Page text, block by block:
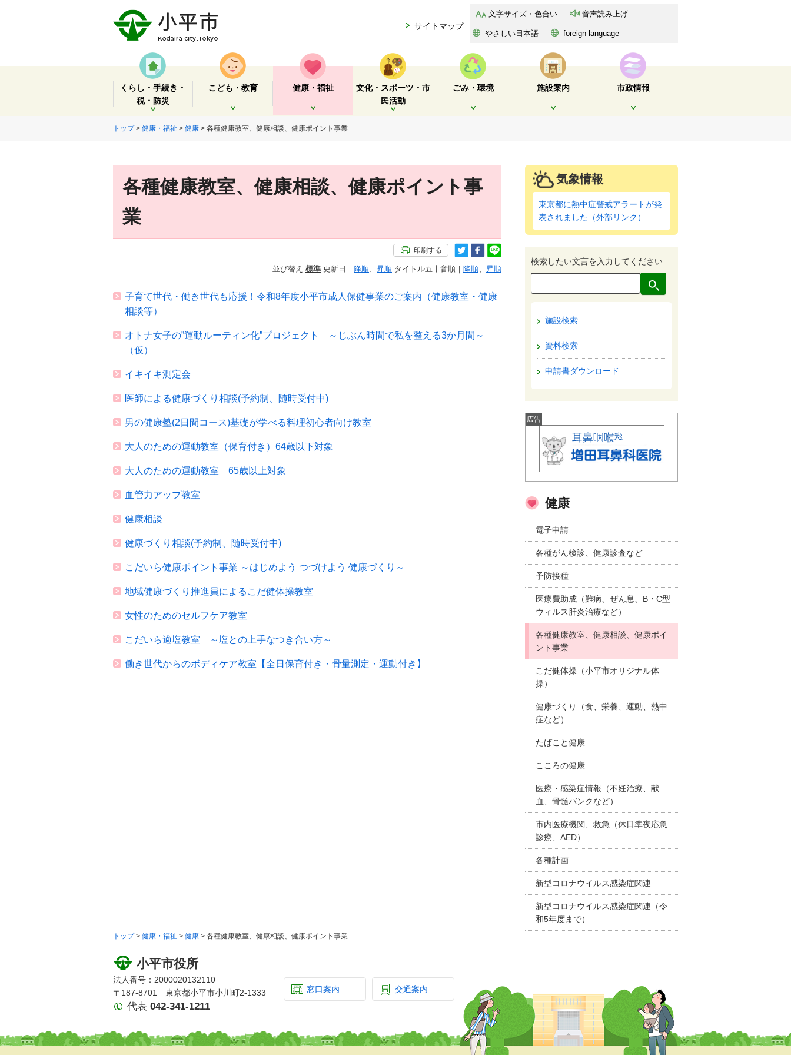
サイトマップ
文字サイズ・色合い 音声読み上げ
やさしい日本語 foreign language
くらし・手続き・
税・防災
開く
こども・教育
開く
健康・福祉
開く
文化・スポーツ・市
民活動
ごみ・環境 施設案内 市政情報
トップ> 健康・福祉 > 健康 > 各種健康教室、健康相談、健康ポイント事業
各種健康教室、健康相談、健康ポイント事
業
印刷する
並び替え 標準 更新日｜ 降順、 昇順 タイトル五十音順｜ 降順、 昇順
子育て世代・働き世代も応援！令和8年度小平市成人保健事業のご案内（健康教室・健康
相談等）
オトナ女子の”運動ルーティン化”プロジェクト ～じぶん時間で私を整える3か月間～
（仮）
イキイキ測定会
医師による健康づくり相談(予約制、随時受付中)
男の健康塾(2日間コース)基礎が学べる料理初心者向け教室
大人のための運動教室（保育付き）64歳以下対象
大人のための運動教室 65歳以上対象
血管力アップ教室
健康相談
健康づくり相談(予約制、随時受付中)
こだいら健康ポイント事業 ～はじめよう つづけよう 健康づくり～
地域健康づくり推進員によるこだ健体操教室
女性のためのセルフケア教室
こだいら適塩教室 ～塩との上手なつき合い方～
働き世代からのボディケア教室【全日保育付き・骨量測定・運動付き】
気象情報
東京都に熱中症警戒アラートが発
表されました（外部リンク）
検索したい文言を入力してください
施設検索
資料検索
申請書ダウンロード
広告
健康
電子申請
各種がん検診、健康診査など
予防接種
医療費助成（難病、ぜん息、B・C型
ウィルス肝炎治療など）
各種健康教室、健康相談、健康ポイ
ント事業
こだ健体操（小平市オリジナル体
操）
健康づくり（食、栄養、運動、熱中
症など）
たばこと健康
こころの健康
医療・感染症情報（不妊治療、献
血、骨髄バンクなど）
市内医療機関、救急（休日準夜応急
診療、AED）
各種計画
新型コロナウイルス感染症関連
新型コロナウイルス感染症関連（令
和5年度まで）
トップ> 健康・福祉 > 健康 > 各種健康教室、健康相談、健康ポイント事業
小平市役所
法人番号：2000020132110
〒187-8701 東京都小平市小川町2-1333
代表 042-341-1211
窓口案内 交通案内